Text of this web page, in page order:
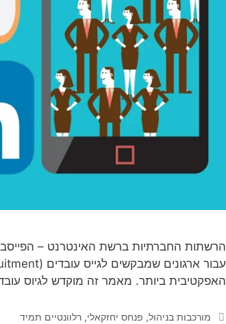
הרשתות החברתיות ברשת האינטרנט –
האפקטיבית ביותר. מאמר זה מוקדש לגיוס
קטגוריות
מורכבות בניהול, פנחס יחזקאלי, רלוונטיים תמיד